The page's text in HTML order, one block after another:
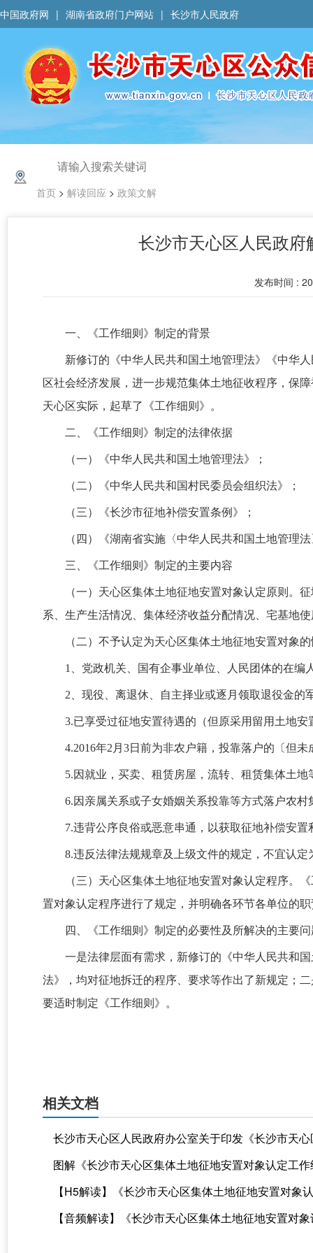
中国政府网 | 湖南省政府门户网站 | 长沙市人民政府
首页 > 解读回应 > 政策文解
长沙市天心区人民政
发布时间 :
一、《工作细则》制定的背景
新修订的《中华人民共和国土地管理法》《中华
区社会经济发展，进一步规范集体土地征收程序，保
天心区实际，起草了《工作细则》。
二、《工作细则》制定的法律依据
（一）《中华人民共和国土地管理法》；
（二）《中华人民共和国村民委员会组织法》；
（三）《长沙市征地补偿安置条例》；
（四）《湖南省实施〈中华人民共和国土地管理
三、《工作细则》制定的主要内容
（一）天心区集体土地征地安置对象认定原则。
系、生产生活情况、集体经济收益分配情况、宅基地
（二）不予认定为天心区集体土地征地安置对象
1、党政机关、国有企事业单位、人民团体的在编
2、现役、离退休、自主择业或逐月领取退役金的
3.已享受过征地安置待遇的（但原采用留用土地
4.2016年2月3日前为非农户籍，投靠落户的〔但
5.因就业，买卖、租赁房屋，流转、租赁集体土
6.因亲属关系或子女婚姻关系投靠等方式落户农
7.违背公序良俗或恶意串通，以获取征地补偿安
8.违反法律法规规章及上级文件的规定，不宜认定
（三）天心区集体土地征地安置对象认定程序。
置对象认定程序进行了规定，并明确各环节各单位的
四、《工作细则》制定的必要性及所解决的主要问
一是法律层面有需求，新修订的《中华人民共和
法》，均对征地拆迁的程序、要求等作出了新规定；
要适时制定《工作细则》。
相关文档
长沙市天心区人民政府办公室关于印发《长沙市天
图解《长沙市天心区集体土地征地安置对象认定工
【H5解读】《长沙市天心区集体土地征地安置对象
【音频解读】《长沙市天心区集体土地征地安置对